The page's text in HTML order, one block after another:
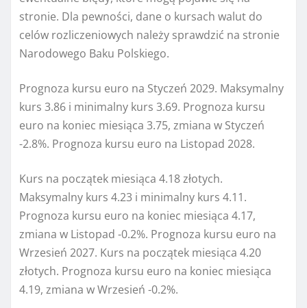
stronie. Dla pewności, dane o kursach walut do
celów rozliczeniowych należy sprawdzić na stronie
Narodowego Baku Polskiego.
Prognoza kursu euro na Styczeń 2029. Maksymalny
kurs 3.86 i minimalny kurs 3.69. Prognoza kursu
euro na koniec miesiąca 3.75, zmiana w Styczeń
-2.8%. Prognoza kursu euro na Listopad 2028.
Kurs na początek miesiąca 4.18 złotych.
Maksymalny kurs 4.23 i minimalny kurs 4.11.
Prognoza kursu euro na koniec miesiąca 4.17,
zmiana w Listopad -0.2%. Prognoza kursu euro na
Wrzesień 2027. Kurs na początek miesiąca 4.20
złotych. Prognoza kursu euro na koniec miesiąca
4.19, zmiana w Wrzesień -0.2%.